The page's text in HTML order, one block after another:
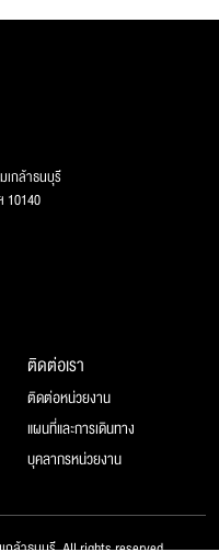
เกล้าธนบุรี
10140
ติดต่อเรา
ติดต่อหน่วยงาน
แผนที่และการเดินทาง
บุคลากรหน่วยงาน